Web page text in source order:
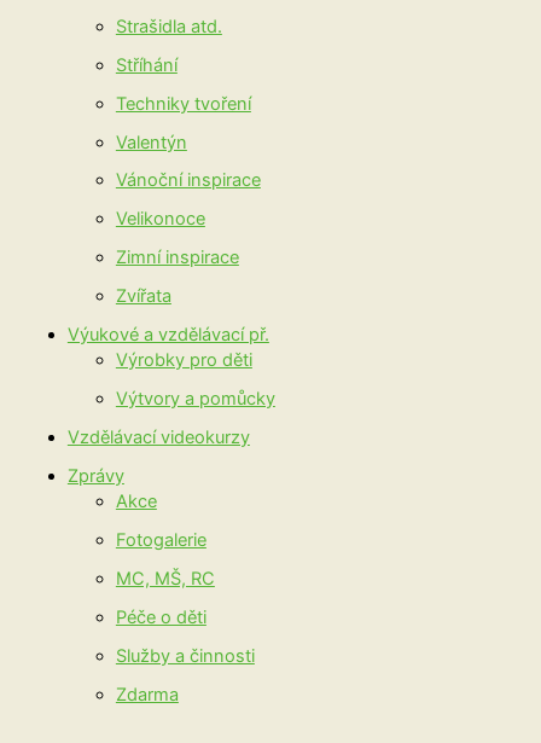
Strašidla atd.
Stříhání
Techniky tvoření
Valentýn
Vánoční inspirace
Velikonoce
Zimní inspirace
Zvířata
Výukové a vzdělávací př.
Výrobky pro děti
Výtvory a pomůcky
Vzdělávací videokurzy
Zprávy
Akce
Fotogalerie
MC, MŠ, RC
Péče o děti
Služby a činnosti
Zdarma